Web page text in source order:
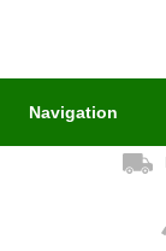
Navigation